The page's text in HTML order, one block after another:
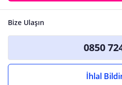
Bize Ulaşın
0850
İhlal